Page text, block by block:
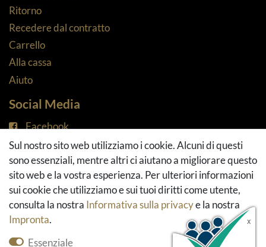
Ritorno
Recedere dal contratto
Carrello
Alla cassa
Aiuto
Social Media
Facebook
Instagram
Pinterest
Youtube
Houzz
Sul nostro sito web utilizziamo i cookie. Alcuni di questi
sono essenziali, mentre altri ci aiutano a migliorare questo
sito web e la vostra esperienza. Per ulteriori informazioni
sui cookie che utilizziamo e sui tuoi diritti come utente,
consulta la nostra Informativa sulla privacye la nostra
Impronta.
Essenziale